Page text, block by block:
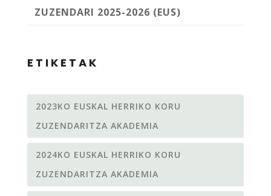
ZUZENDARI 2025-2026 (EUS)
ETIKETAK
2023KO EUSKAL HERRIKO KORU
ZUZENDARITZA AKADEMIA
2024KO EUSKAL HERRIKO KORU
ZUZENDARITZA AKADEMIA